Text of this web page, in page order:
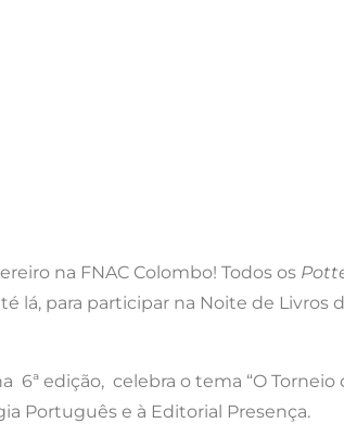
na FNAC Colombo! Todos os
lá, para participar na Noite de
6ª edição, celebra o tema “O
Português e à Editorial Presença.